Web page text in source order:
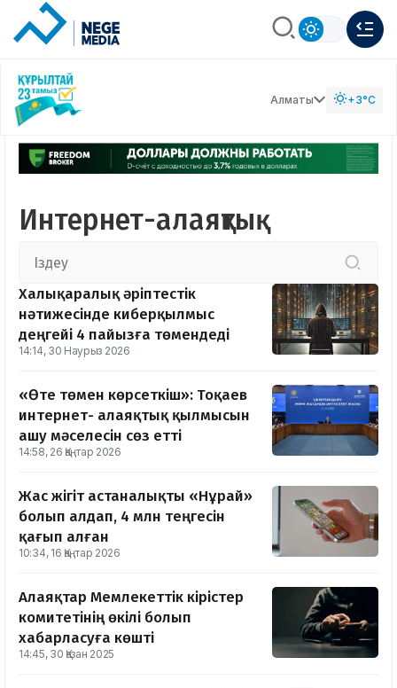
Алматы +3°C
Интернет-алаяқтық
Халықаралық әріптестік
нәтижесінде киберқылмыс
деңгейі 4 пайызға төмендеді
14:14, 30 Наурыз 2026
«Өте төмен көрсеткіш»: Тоқаев
интернет- алаяқтық қылмысын
ашу мәселесін сөз етті
14:58, 26 Қаңтар 2026
Жас жігіт астаналықты «Нұрай»
болып алдап, 4 млн теңгесін
қағып алған
10:34, 16 Қаңтар 2026
Алаяқтар Мемлекеттік кірістер
комитетінің өкілі болып
хабарласуға көшті
14:45, 30 Қазан 2025